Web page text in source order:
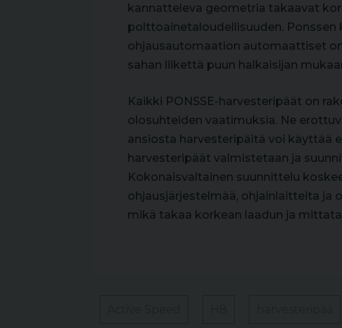
kannatteleva geometria takaavat
polttoainetaloudellisuuden.
ohjausautomaation automaattiset
sahan liikettä puun halkaisijan
Kaikki PONSSE-harvesteripäät on
olosuhteiden vaatimuksia. Ne
ansiosta harvesteripäitä voi käyttää
harvesteripäät valmistetaan ja
Kokonaisvaltainen suunnittelu
ohjausjärjestelmää, ohjainlaitteita ja
mikä takaa korkean laadun ja